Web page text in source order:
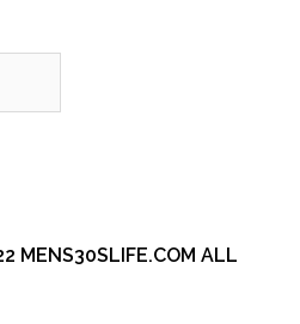
MENS30SLIFE.COM ALL